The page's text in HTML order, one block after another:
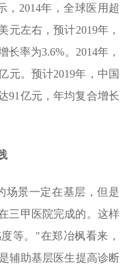
， 2014年，全球医用超
元左右，预计2019年，
长率为3.6%。 2014年，
元。预计2019年，中国
91 亿元，年均复合增长
场景一定在基层，但是
三甲医院完成的。这样
等。"在郑冶枫看来，
辅助基层医生提高诊断